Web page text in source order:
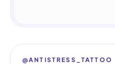
@ANTISTRESS_TATTOO